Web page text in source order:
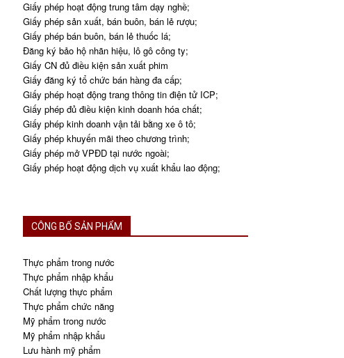
Giấy phép hoạt động trung tâm dạy nghề;
Giấy phép sản xuất, bán buôn, bán lẻ rượu;
Giấy phép bán buôn, bán lẻ thuốc lá;
Đăng ký bảo hộ nhãn hiệu, lô gô công ty;
Giấy CN đủ điều kiện sản xuất phim
Giấy đăng ký tổ chức bán hàng đa cấp;
Giấy phép hoạt động trang thông tin điện tử ICP;
Giấy phép đủ điều kiện kinh doanh hóa chất;
Giấy phép kinh doanh vận tải bằng xe ô tô;
Giấy phép khuyến mãi theo chương trình;
Giấy phép mở VPĐD tại nước ngoài;
Giấy phép hoạt động dịch vụ xuất khẩu lao động;
CÔNG BỐ SẢN PHẨM
Thực phẩm trong nước
Thực phẩm nhập khẩu
Chất lượng thực phẩm
Thực phẩm chức năng
Mỹ phẩm trong nước
Mỹ phẩm nhập khẩu
Lưu hành mỹ phẩm